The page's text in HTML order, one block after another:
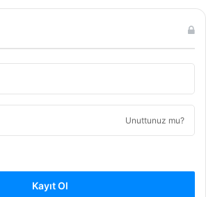
Unuttunuz mu?
Kayıt Ol